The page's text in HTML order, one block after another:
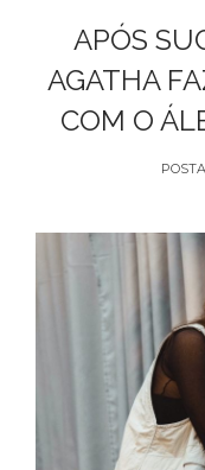
APÓS
AGATHA
COM O